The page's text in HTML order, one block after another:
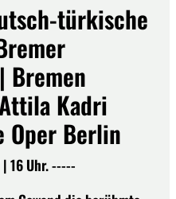
türkische
Bremen
Attila Kadri
Oper Berlin
16 Uhr. -----